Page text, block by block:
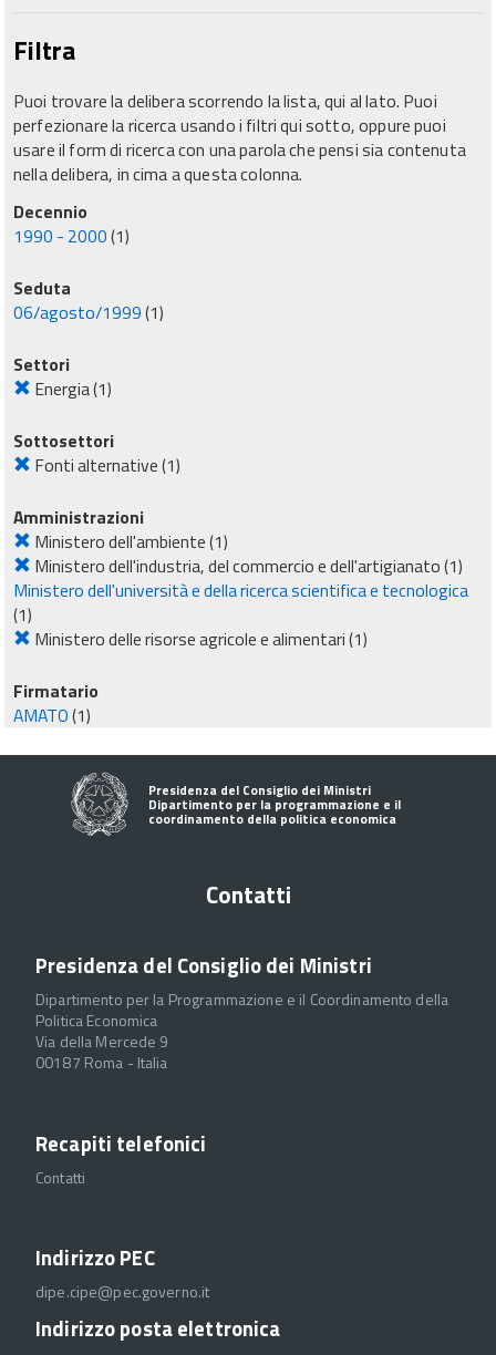
Filtra
Puoi trovare la delibera scorrendo la lista, qui al lato. Puoi
perfezionare la ricerca usando i filtri qui sotto, oppure puoi
usare il form di ricerca con una parola che pensi sia contenuta
nella delibera, in cima a questa colonna.
Decennio
1990 - 2000(1)
Seduta
06/agosto/1999(1)
Settori
Energia(1)
Sottosettori
Fonti alternative(1)
Amministrazioni
Ministero dell'ambiente(1)
Ministero dell'industria, del commercio e dell'artigianato(1)
Ministero dell'università e della ricerca scientifica e tecnologica
(1)
Ministero delle risorse agricole e alimentari(1)
Firmatario
AMATO(1)
Presidenza del Consiglio dei Ministri
Dipartimento per la programmazione e il
coordinamento della politica economica
Contatti
Presidenza del Consiglio dei Ministri
Dipartimento per la Programmazione e il Coordinamento della
Politica Economica
Via della Mercede 9
00187 Roma - Italia
Recapiti telefonici
Contatti
Indirizzo PEC
dipe.cipe@pec.governo.it
Indirizzo posta elettronica